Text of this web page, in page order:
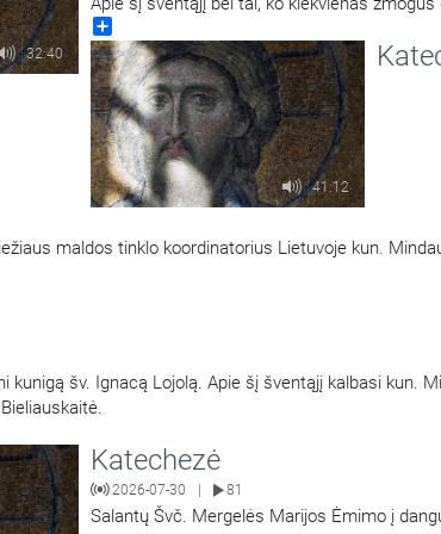
32:40
pasimokyti, kalba kun. dr. Nerijus Pipiras.
41:12
maldos tinklo koordinatorius Lietuvoje kun.
kunigą šv. Ignacą Lojolą. Apie šį šventąjį kalbasi kun.
Katechezė
2026-07-30 81
Salantų Švč. Mergelės Marijos Ėmimo į